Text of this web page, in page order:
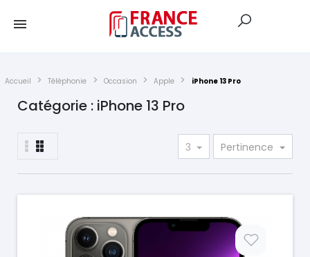
Accueil Téléphonie Occasion Apple iPhone 13 Pro
Catégorie : iPhone 13 Pro
3 Pertinence